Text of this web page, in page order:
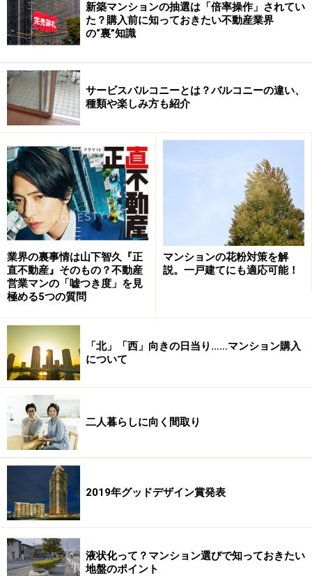
新築マンションの抽選は「倍率操作」されてい
た？購入前に知っておきたい不動産業界
の“裏”知識
サービスバルコニーとは？バルコニーの違い、
種類や楽しみ方も紹介
業界の裏事情は山下智久『正
直不動産』そのもの？不動産
営業マンの「嘘つき度」を見
極める5つの質問
マンションの花粉対策を解
説。一戸建てにも適応可能！
「北」「西」向きの日当り……マンション購入
について
二人暮らしに向く間取り
2019年グッドデザイン賞発表
液状化って？マンション選びで知っておきたい
地盤のポイント